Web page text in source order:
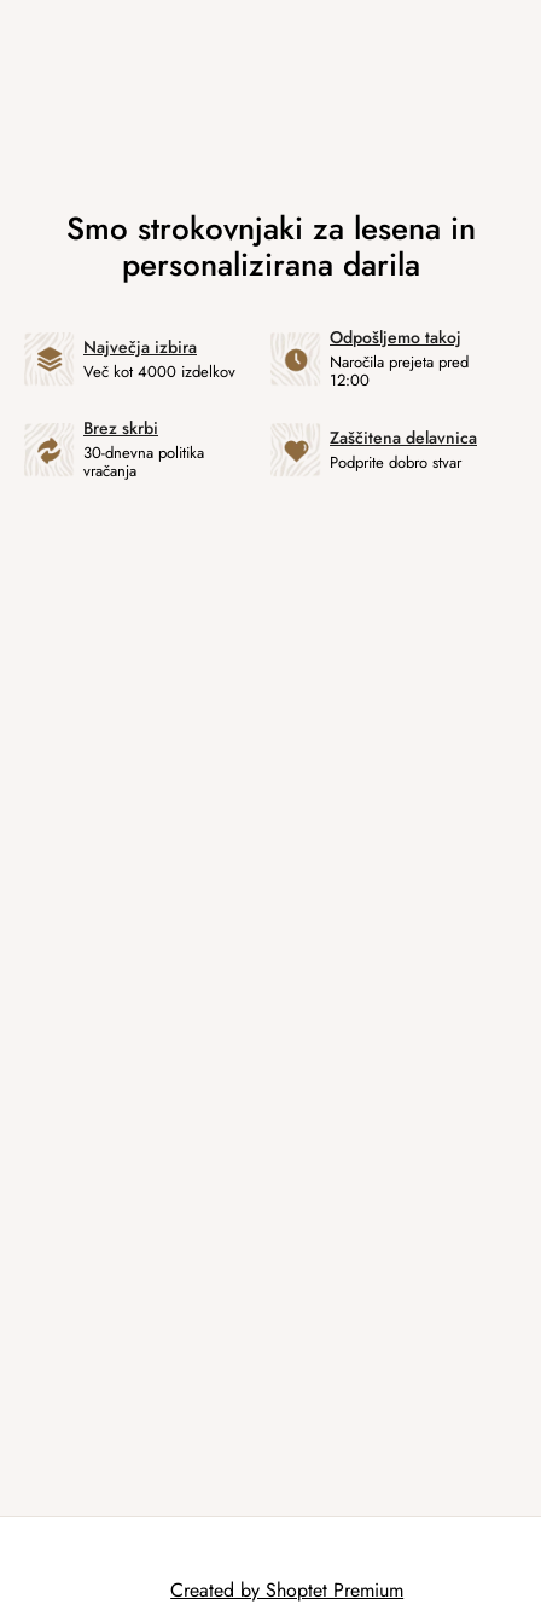
Največja izbira
Več kot 4000 izdelkov
Odpošljemo takoj
Naročila prejeta pred
12:00
Brez skrbi
30-dnevna politika
vračanja
Zaščitena delavnica
Podprite dobro stvar
Created by Shoptet Premium